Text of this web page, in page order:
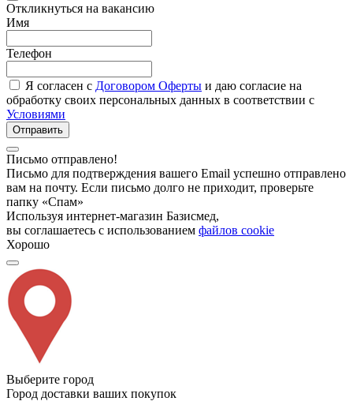
Откликнуться на вакансию
Имя
Телефон
Я согласен с Договором Оферты и даю согласие на
обработку своих персональных данных в соответствии с
Условиями
Отправить
Письмо отправлено!
Письмо для подтверждения вашего Email успешно отправлено
вам на почту. Если письмо долго не приходит, проверьте
папку «Спам»
Используя интернет-магазин Базисмед,
вы соглашаетесь с использованием файлов cookie
Хорошо
Выберите город
Город доставки ваших покупок